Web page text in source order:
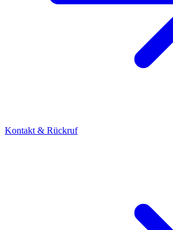
Kontakt & Rückruf